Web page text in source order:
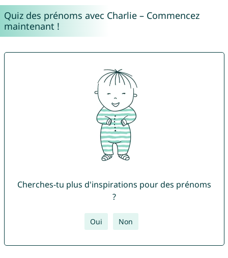
Quiz des prénoms avec Charlie – Commencez
maintenant !
Cherches-tu plus d'inspirations pour des prénoms
?
Oui Non